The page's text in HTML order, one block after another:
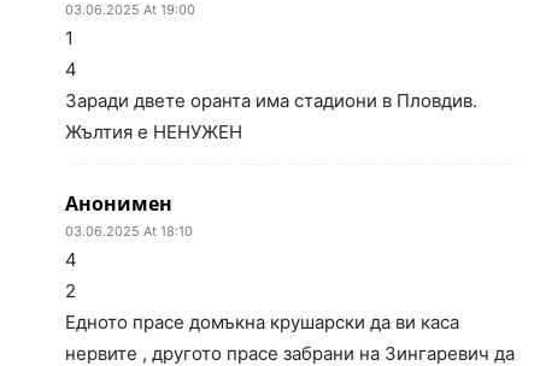
03.06.2025 At 19:00
1
4
Заради двете оранта има стадиони в Пловдив.
Жълтия е НЕНУЖЕН
Анонимен
03.06.2025 At 18:10
4
2
Едното прасе домъкна крушарски да ви каса
нервите , другото прасе забрани на Зингаревич да